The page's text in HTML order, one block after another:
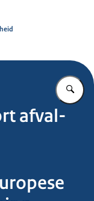
afval-